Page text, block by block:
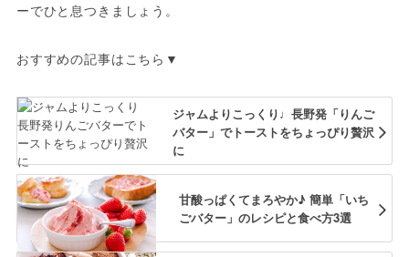
ーでひと息つきましょう。
おすすめの記事はこちら▼
ジャムよりこっくり♩長野発「りんご
バター」でトーストをちょっぴり贅沢
に
甘酸っぱくてまろやか♪ 簡単「いち
ごバター」のレシピと食べ方3選